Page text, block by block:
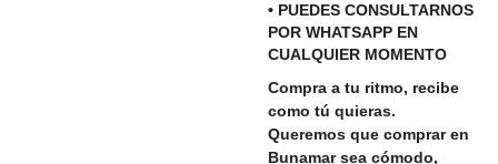
• PUEDES CONSULTARNOS
POR WHATSAPP EN
CUALQUIER MOMENTO
Compra a tu ritmo, recibe
como tú quieras.
Queremos que comprar en
Bunamar sea cómodo,